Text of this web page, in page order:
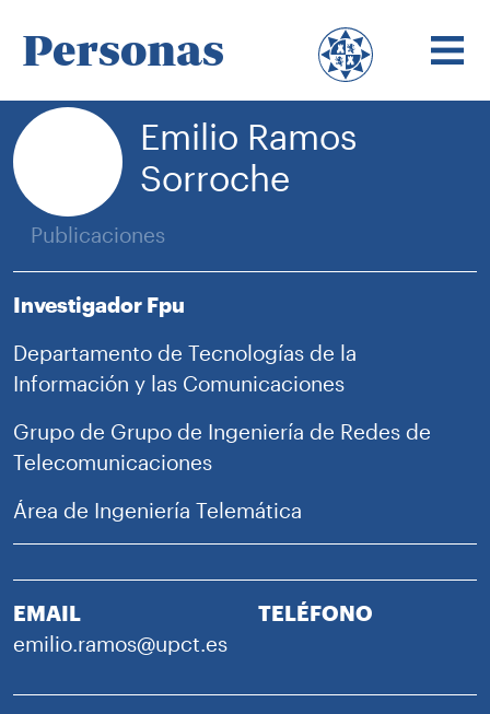
Personas
Emilio Ramos
Sorroche
Publicaciones
Investigador Fpu
Departamento de Tecnologías de la
Información y las Comunicaciones
Grupo de Grupo de Ingeniería de Redes de
Telecomunicaciones
Área de Ingeniería Telemática
EMAIL
emilio.ramos@upct.es
TELÉFONO